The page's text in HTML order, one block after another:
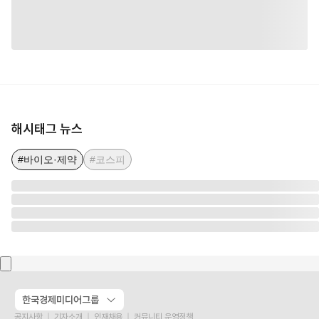
해시태그 뉴스
#바이오·제약 #코스피
한국경제미디어그룹
공지사항 기자소개 인재채용 커뮤니티 운영정책